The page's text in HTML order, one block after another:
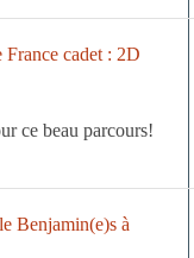
cadet : 2D
ce beau parcours!
Benjamin(e)s à